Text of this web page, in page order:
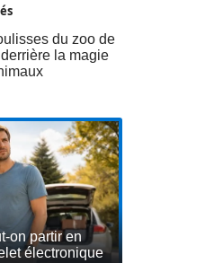
du zoo de
la magie
on partir en
électronique